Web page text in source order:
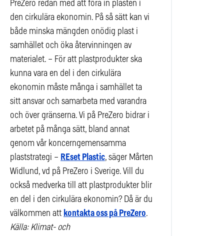
PreZero redan med att föra in plasten i
den cirkulära ekonomin. På så sätt kan vi
både minska mängden onödig plast i
samhället och öka återvinningen av
materialet. – För att plastprodukter ska
kunna vara en del i den cirkulära
ekonomin måste många i samhället ta
sitt ansvar och samarbeta med varandra
och över gränserna. Vi på PreZero bidrar i
arbetet på många sätt, bland annat
genom vår koncerngemensamma
plaststrategi – REset Plastic, säger Mårten
Widlund, vd på PreZero i Sverige. Vill du
också medverka till att plastprodukter blir
en del i den cirkulära ekonomin? Då är du
välkommen att kontakta oss på PreZero.
Källa: Klimat- och